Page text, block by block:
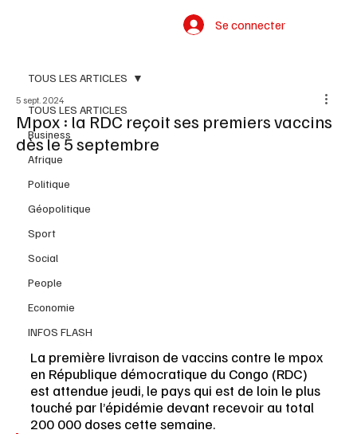
Se connecter
TOUS LES ARTICLES
Business
Afrique
Politique
Géopolitique
Sport
Social
People
Economie
INFOS FLASH
TOUS LES ARTICLES
Mpox : la RDC reçoit ses premiers vaccins
dès le 5 septembre
5 sept. 2024
La première livraison de vaccins contre le mpox
en République démocratique du Congo (RDC)
est attendue jeudi, le pays qui est de loin le plus
touché par l’épidémie devant recevoir au total
200 000 doses cette semaine.